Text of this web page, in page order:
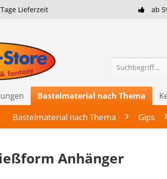
Lieferzeit ab
Bastelmaterial nach Thema
Bastelmaterial nach Thema Gips
Anhänger